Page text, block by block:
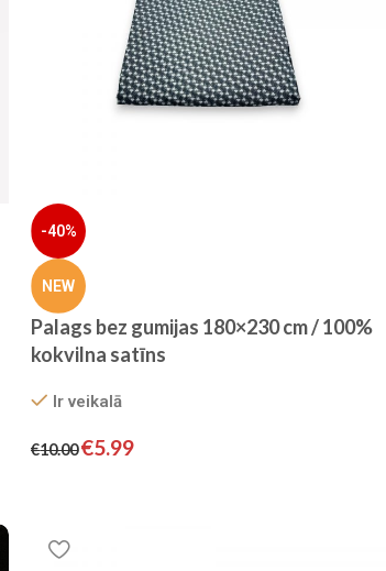
-40%
NEW
Palags bez gumijas 180×230 cm / 100%
kokvilna satīns
Ir veikalā
€10.00€5.99